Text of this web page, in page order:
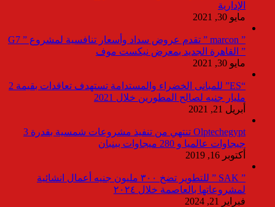
الإدارية
مايو 30, 2021
” marcon ” تقدم عروض سداد وأسعار تنافسية لمشروع ” G7
” القاهرة الجديد بمعرض نيكست موف
مايو 30, 2021
“ES” للمبانى الخضراء والمستدامة تستهدف تعاقدات بقيمة 2
مليار جنيه لصالح المطورين خلال 2021
أبريل 21, 2021
Olptechegypt تنتهي من تنفيذ مشروعات شمسية بقدرة 3
جيجاوات عالميا و 280 ميجاوات ببنبان
أكتوبر 16, 2019
” SAK ” للتطوير تضخ ٣٠٠ مليون جنيه أعمال انشائية
لمشروعاتها بالعاصمة خلال ٢٠٢٤
فبراير 21, 2024